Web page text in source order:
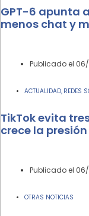
GPT-6 apunta
menos chat y
Publicado el
ACTUALIDAD REDES
TikTok evita
crece la
Publicado el
OTRAS NOTICIAS